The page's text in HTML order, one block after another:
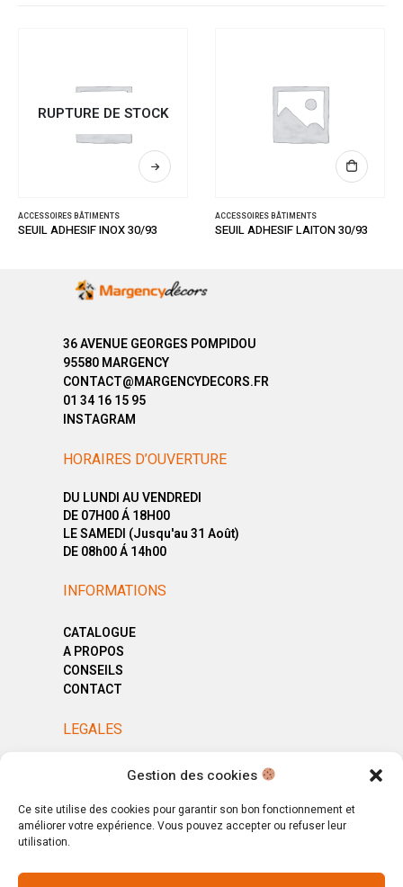
Gestion des cookies
Ce site utilise des cookies pour garantir son bon fonctionnement et
améliorer votre expérience. Vous pouvez accepter ou refuser leur
utilisation.
RUPTURE DE STOCK
ACCESSOIRES BÂTIMENTS
SEUIL ADHESIF INOX 30/93
ACCESSOIRES BÂTIMENTS
SEUIL ADHESIF LAITON 30/93
36 AVENUE GEORGES POMPIDOU
95580 MARGENCY
CONTACT@MARGENCYDECORS.FR
01 34 16 15 95
INSTAGRAM
HORAIRES D’OUVERTURE
DU LUNDI AU VENDREDI
DE 07H00 Á 18H00
LE SAMEDI (Jusqu'au 31 Août)
DE 08h00 Á 14h00
INFORMATIONS
CATALOGUE
A PROPOS
CONSEILS
CONTACT
LEGALES
MENTIONS LÉGALES
CGV